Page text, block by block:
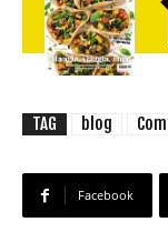
TAG blog
Facebook